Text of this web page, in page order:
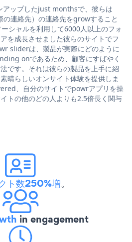
アップしたjust monthsで、彼らは
連絡先）の連絡先をgrowすること
シャルを利用して6000人以上のフォ
を成長させました彼らのサイトでフ
sliderは、製品が実際にどのように
onであるため、顧客にすばやく
です。それは彼らの製品を上手に紹
晴らしいオンサイト体験を提供しま
、自分のサイトでpowrアプリを操
トの他のどの人よりも2.5倍長く関与
ト数250%増。
in engagement